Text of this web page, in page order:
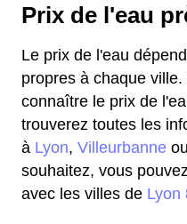
Prix de l'eau
Le prix de l'eau
propres à chaque
connaître le prix de
trouverez toutes les
à Lyon, Villeurbanne ou
souhaitez, vous
avec les villes de Lyon